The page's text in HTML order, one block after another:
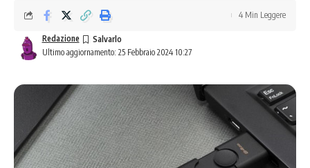
Ultimo aggiornamento: 25 Febbraio 2024 10:27
Redazione
4 Min Leggere